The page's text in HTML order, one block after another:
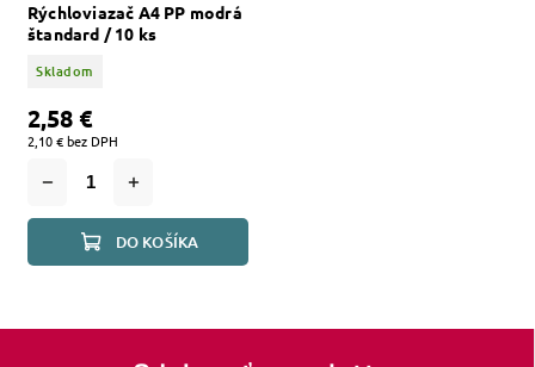
Rýchloviazač A4 PP modrá
štandard / 10 ks
Skladom
2,10 € bez DPH
2,58 €
DO KOŠÍKA